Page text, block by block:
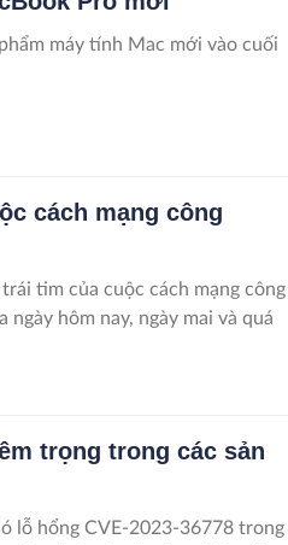
máy tính Mac mới vào cuối
cách mạng công
tim của cuộc cách mạng công
ngày hôm nay, ngày mai và quá
trọng trong các sản
lỗ hổng CVE-2023-36778 trong